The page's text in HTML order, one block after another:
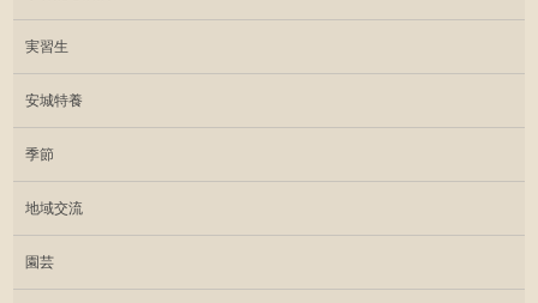
実習生
安城特養
季節
地域交流
園芸